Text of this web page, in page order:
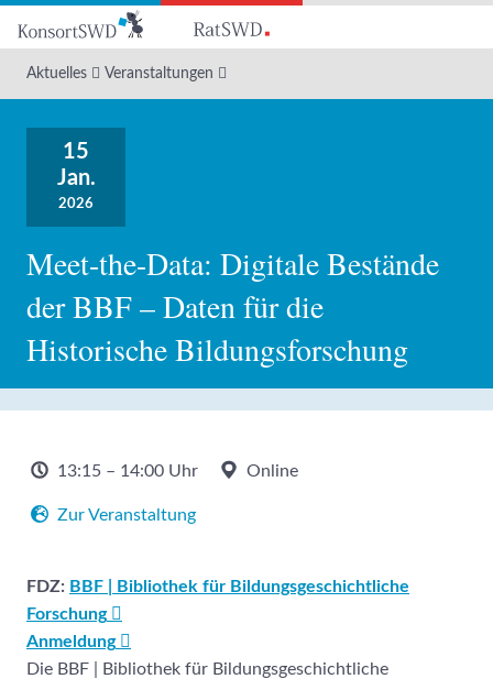
Hauptinhalt
Aktuelles Veranstaltungen
15
Jan.
2026
Meet-the-Data: Digitale Bestände
der BBF – Daten für die
Historische Bildungsforschung
13:15 – 14:00 Uhr Online
Zur Veranstaltung
FDZ: BBF | Bibliothek für Bildungsgeschichtliche
Forschung
Anmeldung
Die BBF | Bibliothek für Bildungsgeschichtliche